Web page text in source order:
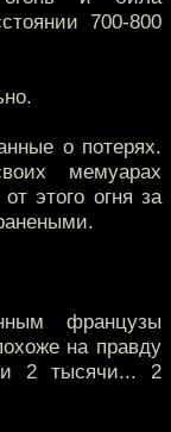
700-800
о потерях.
мемуарах
этого огня за
французы
на правду
2 тысячи... 2